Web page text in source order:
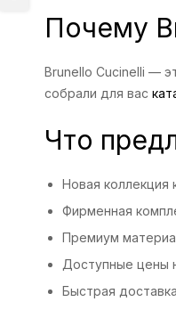
Почему
Brunello Cucinelli —
собрали для вас
Что
Новая коллекция
Фирменная
Премиум
Доступные цены
Быстрая